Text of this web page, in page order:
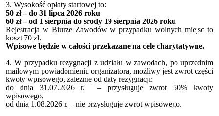
3. Wysokość opłaty startowej to:
50 zł – do 31 lipca 2026 roku
60 zł – od 1 sierpnia do środy 19 sierpnia 2026 roku
Rejestracja w Biurze Zawodów w przypadku wolnych miejsc to
koszt 70 zł.
Wpisowe będzie w całości przekazane na cele charytatywne.
4. W przypadku rezygnacji z udziału w zawodach, po uprzednim
mailowym powiadomieniu organizatora, możliwy jest zwrot części
kwoty wpisowego, zależnie od daty rezygnacji:
do dnia 31.07.2026 r. – przysługuje zwrot 50% kwoty
wpisowego,
od dnia 1.08.2026 r. – nie przysługuje zwrot wpisowego.